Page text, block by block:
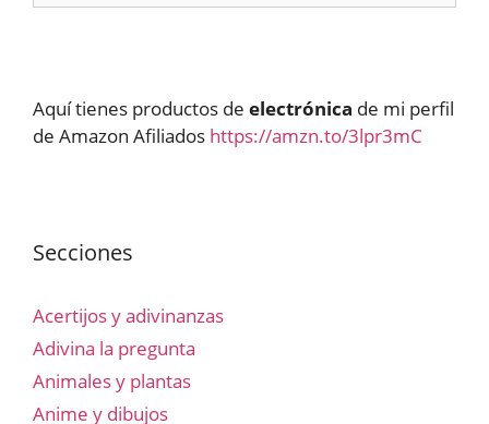
Aquí tienes productos de electrónica de mi perfil
de Amazon Afiliados https://amzn.to/3lpr3mC
Secciones
Acertijos y adivinanzas
Adivina la pregunta
Animales y plantas
Anime y dibujos